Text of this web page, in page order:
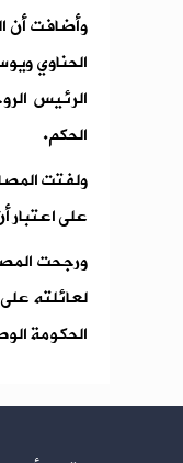
وأضافت أن
الحناوي
الرئيس
الحكم.
ولفتت
على اعتبار
ورجحت
لعائلته
الحكومة